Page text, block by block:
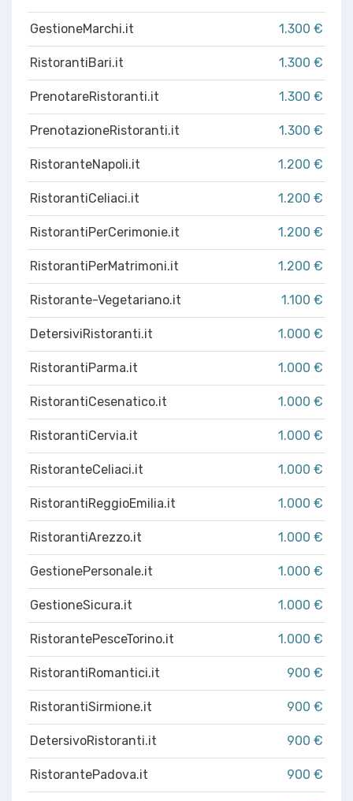
GestioneMarchi.it 1.300 €
RistorantiBari.it 1.300 €
PrenotareRistoranti.it 1.300 €
PrenotazioneRistoranti.it 1.300 €
RistoranteNapoli.it 1.200 €
RistorantiCeliaci.it 1.200 €
RistorantiPerCerimonie.it 1.200 €
RistorantiPerMatrimoni.it 1.200 €
Ristorante-Vegetariano.it 1.100 €
DetersiviRistoranti.it 1.000 €
RistorantiParma.it 1.000 €
RistorantiCesenatico.it 1.000 €
RistorantiCervia.it 1.000 €
RistoranteCeliaci.it 1.000 €
RistorantiReggioEmilia.it 1.000 €
RistorantiArezzo.it 1.000 €
GestionePersonale.it 1.000 €
GestioneSicura.it 1.000 €
RistorantePesceTorino.it 1.000 €
RistorantiRomantici.it 900 €
RistorantiSirmione.it 900 €
DetersivoRistoranti.it 900 €
RistorantePadova.it 900 €